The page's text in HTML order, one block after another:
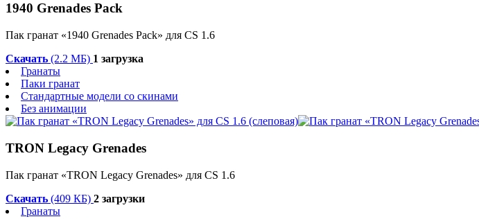
1940 Grenades Pack
Пак гранат «1940 Grenades Pack» для CS 1.6
Скачать (2.2 МБ) 1 загрузка
Гранаты
Паки гранат
Стандартные модели со скинами
Без анимации
TRON Legacy Grenades
Пак гранат «TRON Legacy Grenades» для CS 1.6
Скачать (409 КБ) 2 загрузки
Гранаты